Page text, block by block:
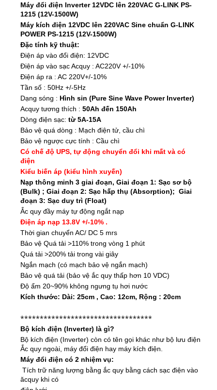
Máy đổi điện Inverter 12VDC lên 220VAC G-LINK PS-
1215 (12V-1500W)
Máy kích điện 12VDC lên 220VAC Sine chuẩn G-LINK
POWER PS-1215 (12V-1500W)
Đặc tính kỹ thuật:
Điện áp vào đổi điện: 12VDC
Điện áp vào sạc Acquy : AC220V +/-10%
Điện áp ra : AC 220V+/-10%
Tần số : 50Hz +/-5Hz
Dạng sóng : Hình sin (Pure Sine Wave Power Inverter)
Acquy tương thích : 50Ah đến 150Ah
Dòng điện sạc: từ 5A-15A
Bảo vệ quá dòng : Mạch điện tử, cầu chì
Bảo vệ ngược cực tính : Cầu chì
Có chế độ UPS, tự động chuyển đổi khi mất và có
điện
Kiểu biến áp (kiểu hình xuyến)
Nạp thông minh 3 giai đoạn, Giai đoạn 1: Sạc sơ bộ
(Bulk) ; Giai đoạn 2: Sạc hấp thụ (Absorption); Giai
đoạn 3: Sạc duy trì (Float)
Ắc quy đầy máy tự động ngắt nạp
Điện áp nạp 13.8V +/-10% .
Thời gian chuyển AC/ DC 5 mrs
Bảo vệ Quá tải >110% trong vòng 1 phút
Quá tải >200% tải trong vài giây
Ngắn mạch (có mạch bảo vệ ngắn mạch)
Bảo vệ quá tải (bảo vệ ắc quy thấp hơn 10 VDC)
Độ ẩm 20~90% không ngưng tụ hơi nước
Kích thước: Dài: 25cm , Cao: 12cm, Rộng : 20cm
**********************************
Bộ kích điện (Inverter) là gì?
Bộ kích điện (Inverter) còn có tên gọi khác như bộ lưu điện
Ắc quy ngoài, máy đổi điện hay máy kích điện.
Máy đổi điện có 2 nhiệm vụ:
Tích trữ năng lượng bằng ắc quy bằng cách sạc điện vào
ăcquy khi có